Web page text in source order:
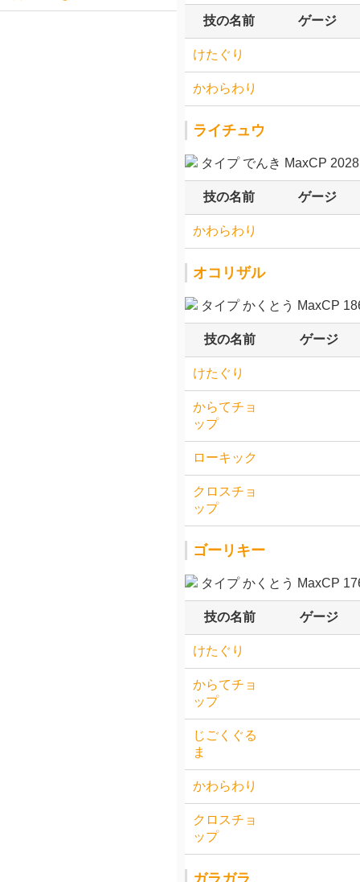
技の名前 ゲージ
けたぐり
かわらわり
ライチュウ
タイプ でんき MaxCP
技の名前 ゲージ
かわらわり
オコリザル
タイプ かくとう MaxCP
技の名前 ゲージ
けたぐり
からてチョ
ップ
ローキック
クロスチョ
ップ
ゴーリキー
タイプ かくとう MaxCP
技の名前 ゲージ
けたぐり
からてチョ
ップ
じごくぐる
ま
かわらわり
クロスチョ
ップ
ガラガラ